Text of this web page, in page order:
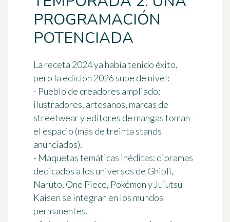
PROGRAMACIÓN
POTENCIADA
La receta 2024 ya había tenido éxito,
pero la edición 2026 sube de nivel:
- Pueblo de creadores ampliado:
ilustradores, artesanos, marcas de
streetwear y editores de mangas toman
el espacio (más de treinta stands
anunciados).
- Maquetas temáticas inéditas: dioramas
dedicados a los universos de Ghibli,
Naruto, One Piece, Pokémon y Jujutsu
Kaisen se integran en los mundos
permanentes.